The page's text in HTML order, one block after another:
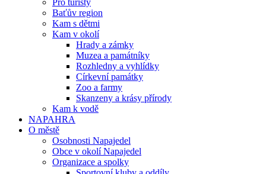
Pro turisty
Baťův region
Kam s dětmi
Kam v okolí
Hrady a zámky
Muzea a památníky
Rozhledny a vyhlídky
Církevní památky
Zoo a farmy
Skanzeny a krásy přírody
Kam k vodě
NAPAHRA
O městě
Osobnosti Napajedel
Obce v okolí Napajedel
Organizace a spolky